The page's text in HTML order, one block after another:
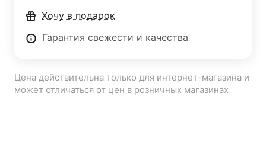
Хочу в подарок
Гарантия свежести и качества
Цена действительна только для интернет-магазина и
может отличаться от цен в розничных магазинах